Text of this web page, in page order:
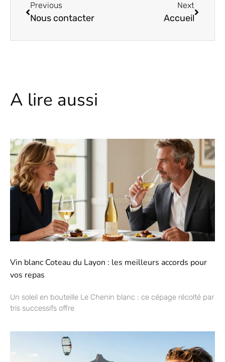
Previous
Nous contacter
Next
Accueil
A lire aussi
Vin blanc Coteau du Layon : les meilleurs accords pour
vos repas
Un soleil en bouteille Le Chenin blanc : ce cépage récolté par
tris successifs offre